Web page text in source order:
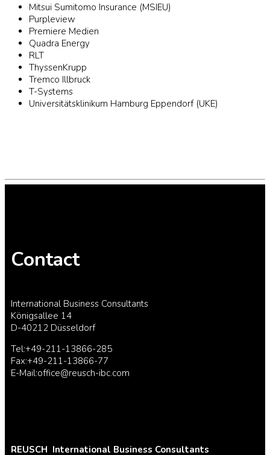
Mitsui Sumitomo Insurance (MSIEU)
Purpleview
Premiere Medien
Quadra Energy
RLT
ThyssenKrupp
Tremco Illbruck
T-Systems
Universitätsklinikum Hamburg Eppendorf (UKE)
Contact
International Business Consultants
Königsallee 14
D-40212 Düsseldorf
Tel:+49-211-13866-285
Fax:+49-211-13866-77
E-Mail:office@reusch-ibc.com
REUSCH International Business Consultants